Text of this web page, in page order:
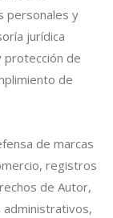
personales y
jurídica
protección de
de
de marcas
registros
de Autor,